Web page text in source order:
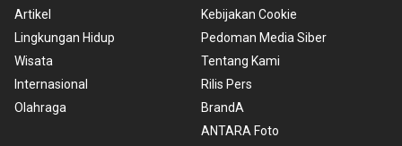
Artikel
Lingkungan Hidup
Wisata
Internasional
Olahraga
Kebijakan Cookie
Pedoman Media Siber
Tentang Kami
Rilis Pers
BrandA
ANTARA Foto